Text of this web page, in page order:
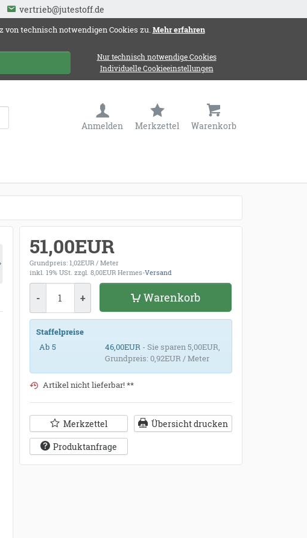
vertrieb@jutestoff.de
technisch notwendigen Cookies zu. Mehr erfahren
Nur technisch notwendige Cookies
Individuelle Cookieeinstellungen
Anmelden Merkzettel Warenkorb
51,00EUR
Grundpreis: 1,02EUR / Meter
inkl. 19% USt. zzgl. 8,00EUR Hermes-Versand
- + Warenkorb
Staffelpreise
Ab 5
46,00EUR - Sie sparen 5,00EUR,
Grundpreis: 0,92EUR / Meter
Artikel nicht lieferbar! **
Merkzettel
Übersicht drucken
Produktanfrage